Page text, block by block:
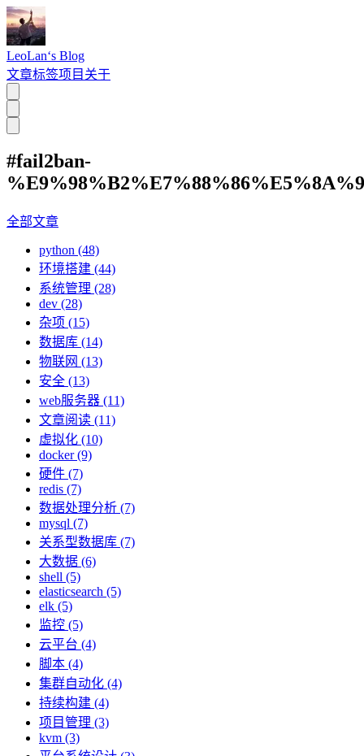
LeoLan‘s Blog
文章标签项目 关于
#fail2ban-
全部文章
python (48)
环境搭建 (44)
系统管理 (28)
dev (28)
杂项 (15)
数据库 (14)
物联网 (13)
安全 (13)
web服务器 (11)
文章阅读 (11)
虚拟化 (10)
docker (9)
硬件 (7)
redis (7)
数据处理分析 (7)
mysql (7)
关系型数据库 (7)
大数据 (6)
shell (5)
elasticsearch (5)
elk (5)
监控 (5)
云平台 (4)
脚本 (4)
集群自动化 (4)
持续构建 (4)
项目管理 (3)
kvm (3)